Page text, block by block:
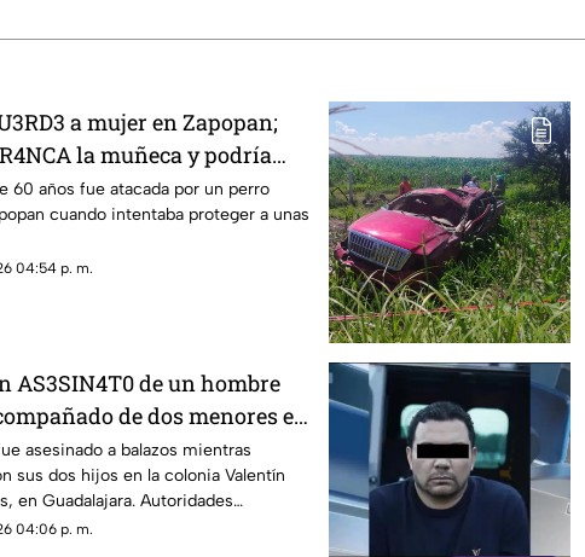
a mujer en Zapopan;
la muñeca y podría
60 años fue atacada por un perro
cuando intentaba proteger a unas
04:54 p. m.
AS3SIN4T0 de un hombre
de dos menores en
asesinado a balazos mientras
sus dos hijos en la colonia Valentín
en Guadalajara. Autoridades
04:06 p. m.